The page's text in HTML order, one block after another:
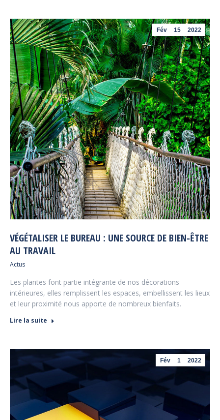
Fév 15 2022
VÉGÉTALISER LE BUREAU : UNE SOURCE DE BIEN-ÊTRE
AU TRAVAIL
Actus
Les plantes font partie intégrante de nos décorations
intérieures, elles remplissent les espaces, embellissent les lieux
et leur proximité nous apporte de nombreux bienfaits.
Lire la suite
Fév 1 2022